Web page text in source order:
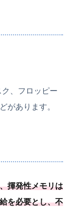
、フロッピー
があります。
揮発性メモリは
を必要とし、不